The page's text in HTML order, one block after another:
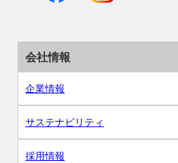
会社情報
企業情報
サステナビリティ
採用情報